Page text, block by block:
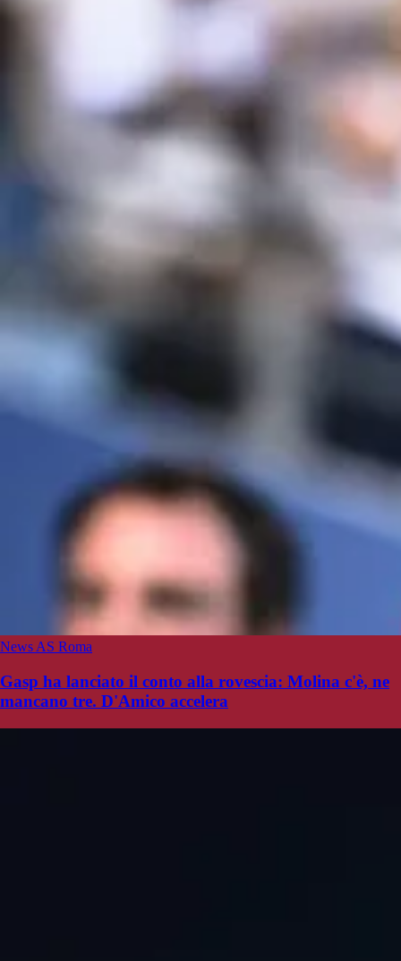
News AS Roma
Gasp ha lanciato il conto alla rovescia: Molina c'è, ne
mancano tre. D'Amico accelera